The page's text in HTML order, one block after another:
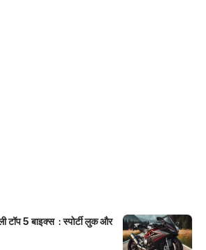
टॉप 5 बाइक्स : स्पोर्टी लुक और